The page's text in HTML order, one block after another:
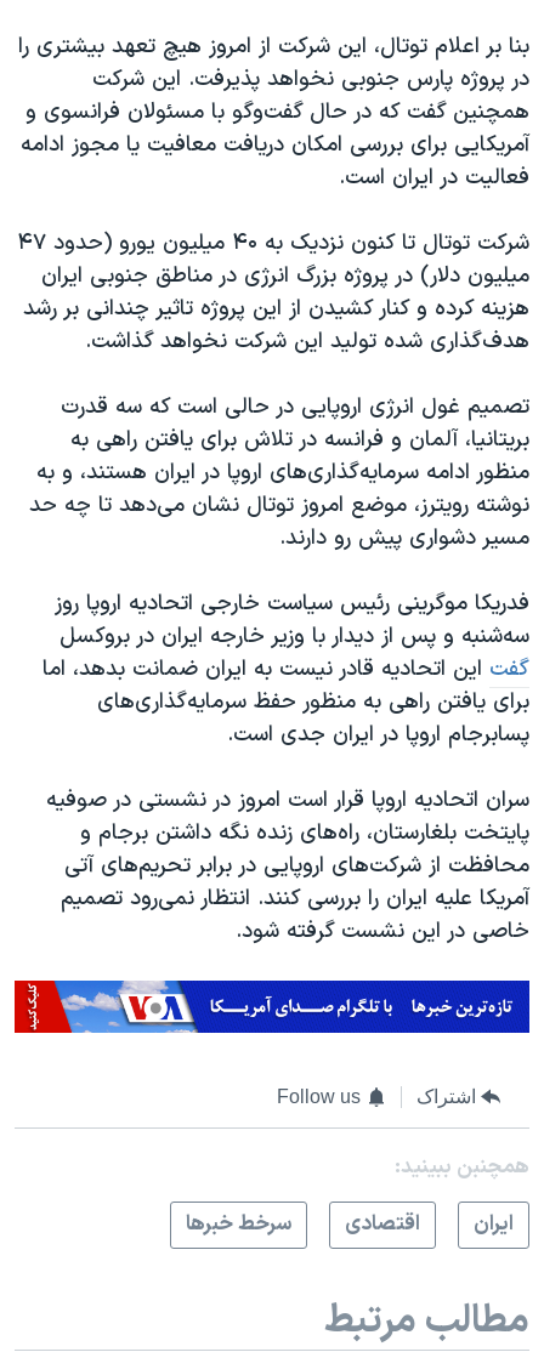
بنا بر اعلام توتال، این شرکت از امروز هیچ تعهد بیشتری را
در پروژه پارس جنوبی نخواهد پذیرفت. این شرکت
همچنین گفت که در حال گفت‌وگو با مسئولان فرانسوی و
آمریکایی برای بررسی امکان دریافت معافیت یا مجوز ادامه
فعالیت در ایران است.
شرکت توتال تا کنون نزدیک به ۴۰ میلیون یورو (حدود ۴۷
میلیون دلار) در پروژه بزرگ انرژی در مناطق جنوبی ایران
هزینه کرده و کنار کشیدن از این پروژه تاثیر چندانی بر رشد
هدف‌گذاری شده تولید این شرکت نخواهد گذاشت.
تصمیم غول انرژی اروپایی در حالی است که سه قدرت‌
بریتانیا، آلمان و فرانسه در تلاش برای یافتن راهی به
منظور ادامه سرمایه‌گذاری‌های اروپا در ایران هستند، و به
نوشته رویترز، موضع امروز توتال نشان می‌دهد تا چه حد
مسیر دشواری پیش رو دارند.
فدریکا موگرینی رئیس سیاست خارجی اتحادیه اروپا روز
سه‌شنبه و پس از دیدار با وزیر خارجه ایران در بروکسل
گفت این اتحادیه قادر نیست به ایران ضمانت بدهد، اما
برای یافتن راهی به منظور حفظ سرمایه‌گذاری‌های
پسابرجام اروپا در ایران جدی است.
سران اتحادیه اروپا قرار است امروز در نشستی در صوفیه
پایتخت بلغارستان، راه‌های زنده نگه داشتن برجام و
محافظت از شرکت‌های اروپایی در برابر تحریم‌های آتی
آمریکا علیه ایران را بررسی کنند. انتظار نمی‌رود تصمیم
خاصی در این نشست گرفته شود.
اشتراک Follow us
همچنبن ببینید:
ايران
اقتصادی سرخط خبرها
مطالب مرتبط